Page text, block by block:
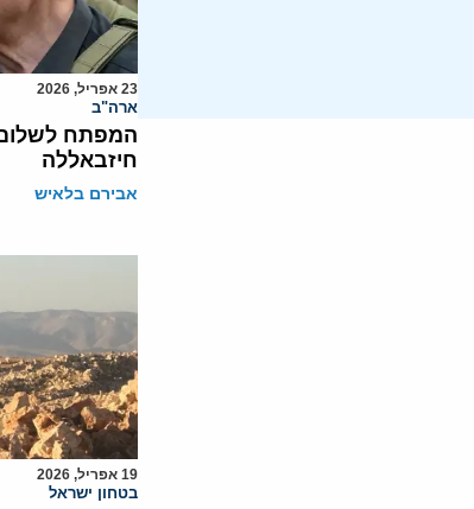
23 אפריל, 2026
ארה"ב
המפתח לשלום
חיזבאללה
אבירם בלאיש
19 אפריל, 2026
בטחון ישראל